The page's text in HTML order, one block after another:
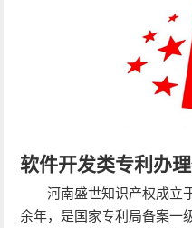
软件开发类专利办
河南盛世知识产权成立
余年，是国家专利局备案一